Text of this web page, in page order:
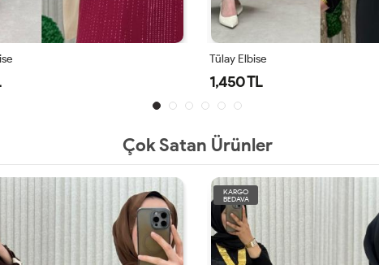
Tülay Elbise
1,450 TL
Çok Satan Ürünler
KARGO
BEDAVA